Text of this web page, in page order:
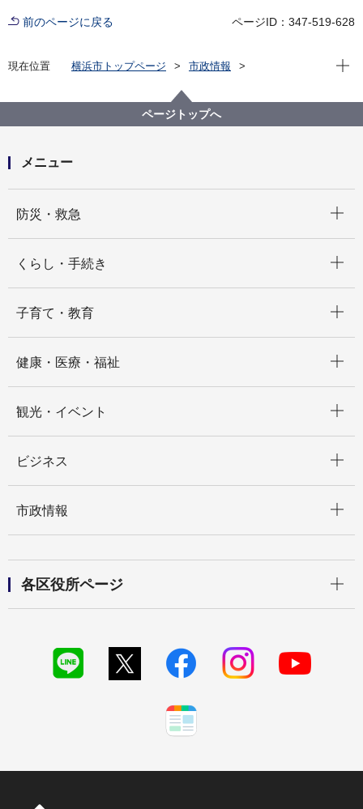
前のページに戻る ページID：347-519-628
現在位置 横浜市トップページ
市政情報
統計データをさがす（分野から）
４－３ 米、野菜の収穫量と産出額
現在
ページトップへ
メニュー
防災・救急
くらし・手続き
子育て・教育
健康・医療・福祉
観光・イベント
ビジネス
市政情報
各区役所ページ